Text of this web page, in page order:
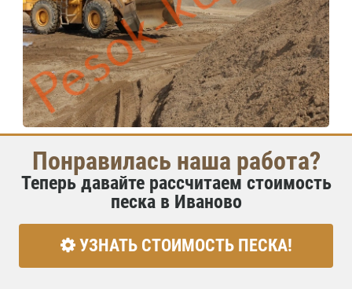
Понравилась наша работа?
Теперь давайте рассчитаем стоимость
песка в Иваново
УЗНАТЬ СТОИМОСТЬ ПЕСКА!